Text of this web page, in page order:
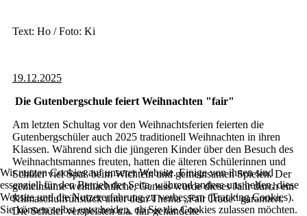
Text: Ho / Foto: Ki
19.12.2025
Die Gutenbergschule feiert Weihnachten "fair"
Am letzten Schultag vor den Weihnachtsferien feierten die
Gutenbergschüler auch 2025 traditionell Weihnachten in ihren
Klassen. Während sich die jüngeren Kinder über den Besuch des
Weihnachtsmannes freuten, hatten die älteren Schülerinnen und
Schüler viel Spaß beim Wichteln und gemeinsamen Spielen. Der
gemeinsame weihnachtliche, Genuss wurde dieses Jahr durch ein
Klimaschulfrühstück unter dem Thema „Fair Trade“ garantiert.
Die Schüler verspeisten u.a. fair gehandelte
Wir nutzen Cookies auf unserer Website. Einige von ihnen sind
essenziell für den Betrieb der Seite, während andere uns helfen, diese
Website und die Nutzererfahrung zu verbessern (Tracking Cookies).
Sie können selbst entscheiden, ob Sie die Cookies zulassen möchten.